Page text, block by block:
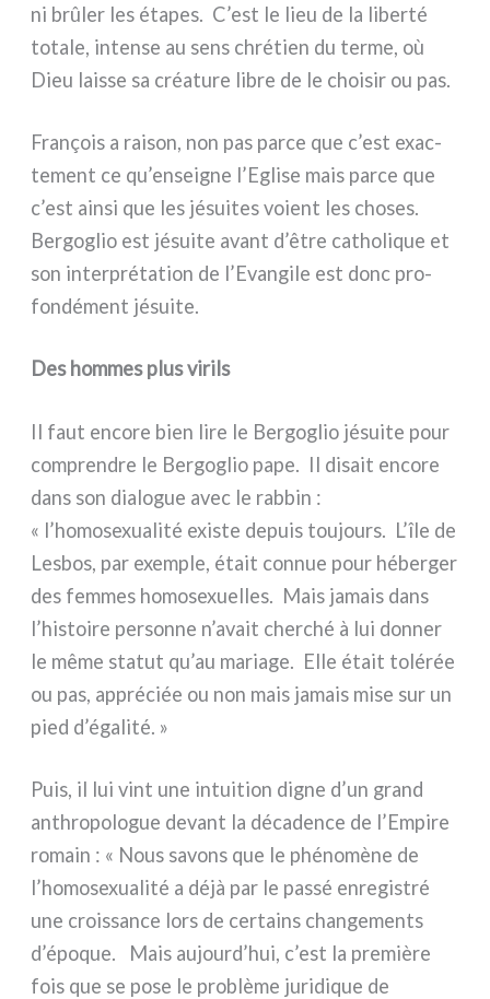
ni brû­ler les éta­pes. C’est le lieu de la liber­té
tota­le, inten­se au sens chré­tien du ter­me, où
Dieu lais­se sa créa­tu­re libre de le choi­sir ou pas.
François a rai­son, non pas par­ce que c’est exac­
te­ment ce qu’enseigne l’Eglise mais par­ce que
c’est ain­si que les jésui­tes voient les cho­ses.
Bergoglio est jésui­te avant d’être catho­li­que et
son inter­pré­ta­tion de l’Evangile est donc pro­
fon­dé­ment jésui­te.
Des hommes plus virils
Il faut enco­re bien lire le Bergoglio jésui­te pour
com­pren­dre le Bergoglio pape. Il disait enco­re
dans son dia­lo­gue avec le rab­bin :
« l’homosexualité exi­ste depuis tou­jours. L’île de
Lesbos, par exem­ple, était con­nue pour héber­ger
des fem­mes homo­se­xuel­les. Mais jamais dans
l’histoire per­son­ne n’avait cher­ché à lui don­ner
le même sta­tut qu’au maria­ge. Elle était tolé­rée
ou pas, appré­ciée ou non mais jamais mise sur un
pied d’égalité. »
Puis, il lui vint une intui­tion digne d’un grand
anth­ro­po­lo­gue devant la déca­den­ce de l’Empire
romain : « Nous savons que le phé­no­mè­ne de
l’homosexualité a déjà par le pas­sé enre­gi­stré
une crois­san­ce lors de cer­tains chan­ge­men­ts
d’époque. Mais aujourd’hui, c’est la pre­miè­re
fois que se pose le pro­blè­me juri­di­que de